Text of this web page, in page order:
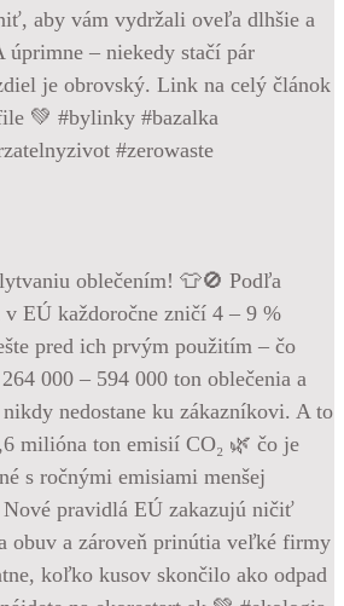
aby vám vydržali oveľa dlhšie a
– niekedy stačí pár
je obrovský. Link na celý článok
💚 #bylinky #bazalka
#zerowaste